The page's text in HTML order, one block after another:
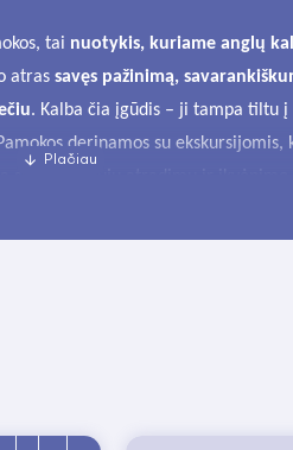
tai nuotykis, kuriame anglų
atras savęs pažinimą,
. Kalba čia įgūdis – ji tampa tiltu į
derinamos su ekskursijomis,
stovyklose